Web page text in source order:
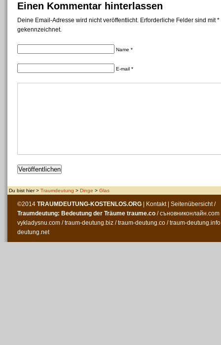
Einen Kommentar hinterlassen
Deine Email-Adresse wird nicht veröffentlicht. Erforderliche Felder sind mit *
gekennzeichnet.
Name *
E-mail *
Du bist hier > Traumdeutung > Dinge > Glas
©2014 TRAUMDEUTUNG-KOSTENLOS.ORG Kontakt| Seitenübersicht/
Traumdeutung: Bedeutung der Träume traume.co /съновниконлайн.com
vykladysnu.com /traum-deutung.biz /traum-deutung.co /traum-deutung.info
deutung.net